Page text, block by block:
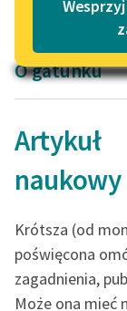
Lektury szkolne i
literatury do
uczennic i
E-kolekcja lektur
szkolnych i
słuchania dla
uczniów z
Feministyczne
Popularyzacja
skandynawskiej
O gatunku
Artykuł
naukowy
Krótsza (od
poświęcona
zagadnienia,
Może ona mieć